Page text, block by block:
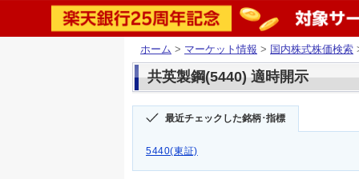
ホーム > マーケット情報 > 国内株式株価検索
共英製鋼(5440) 適時開示
最近チェックした銘柄･指標
5440(東証)